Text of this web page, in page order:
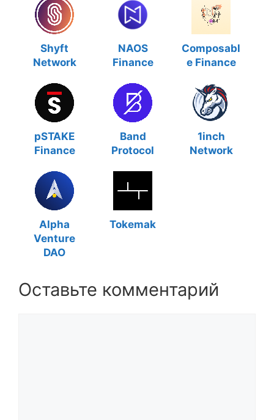
Shyft
Network
NAOS
Finance
Composabl
e Finance
pSTAKE
Finance
Band
Protocol
1inch
Network
Alpha
Venture
DAO
Tokemak
Оставьте комментарий